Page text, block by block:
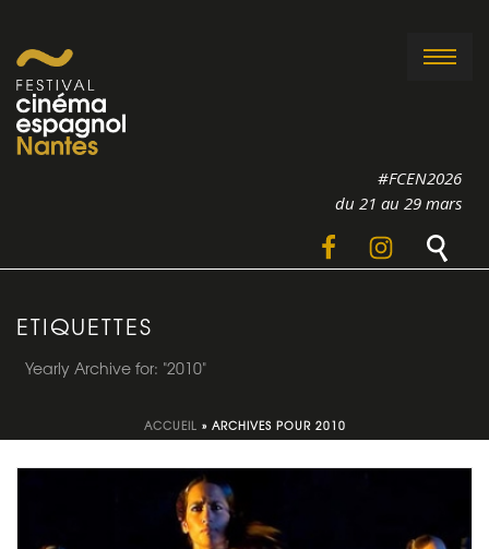
#FCEN2026
du 21 au 29 mars
ETIQUETTES
Yearly Archive for: "2010"
ACCUEIL » ARCHIVES POUR 2010